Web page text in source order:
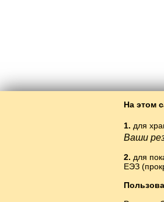
На этом
1. для
Ваши
2. для
ЕЭЗ